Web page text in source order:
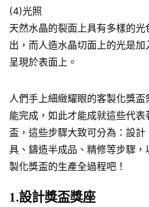
(4)光照
天然水晶的裂面上具有多樣的
出，而人造水晶切面上的光是
呈現於表面上。
人們手上細緻耀眼的客製化獎
能完成，如此才能成就這些代
盃，這些步驟大致可分為：設
具、鑄造半成品、精修等步驟
製化獎盃的生產全過程吧！
1.設計獎盃獎座